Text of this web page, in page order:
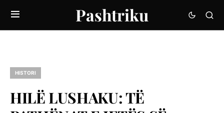
Pashtriku
HISTORI
HILË LUSHAKU: TË